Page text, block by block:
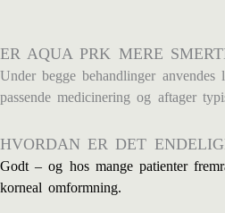
ER AQUA PRK MERE
Under begge behandlinger
passende medicinering og aftager
HVORDAN ER DET
Godt – og hos mange patienter
korneal omformning.